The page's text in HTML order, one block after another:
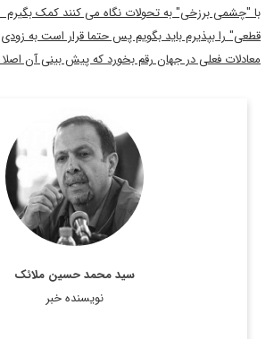
با "چشمی برزخی" به تحولات نگاه می کنند کمک
قطعی" را بپذیرم باید بگویم پس حتما قرار است به
معادلات فعلی در جهان رقم بخورد که پیش بینی آن
سید محمد حسین ملائک
نویسنده خبر
سید محمد حسین ملائک، سفیر اسبق ایران
بوده است.
اطلاعات بیشتر